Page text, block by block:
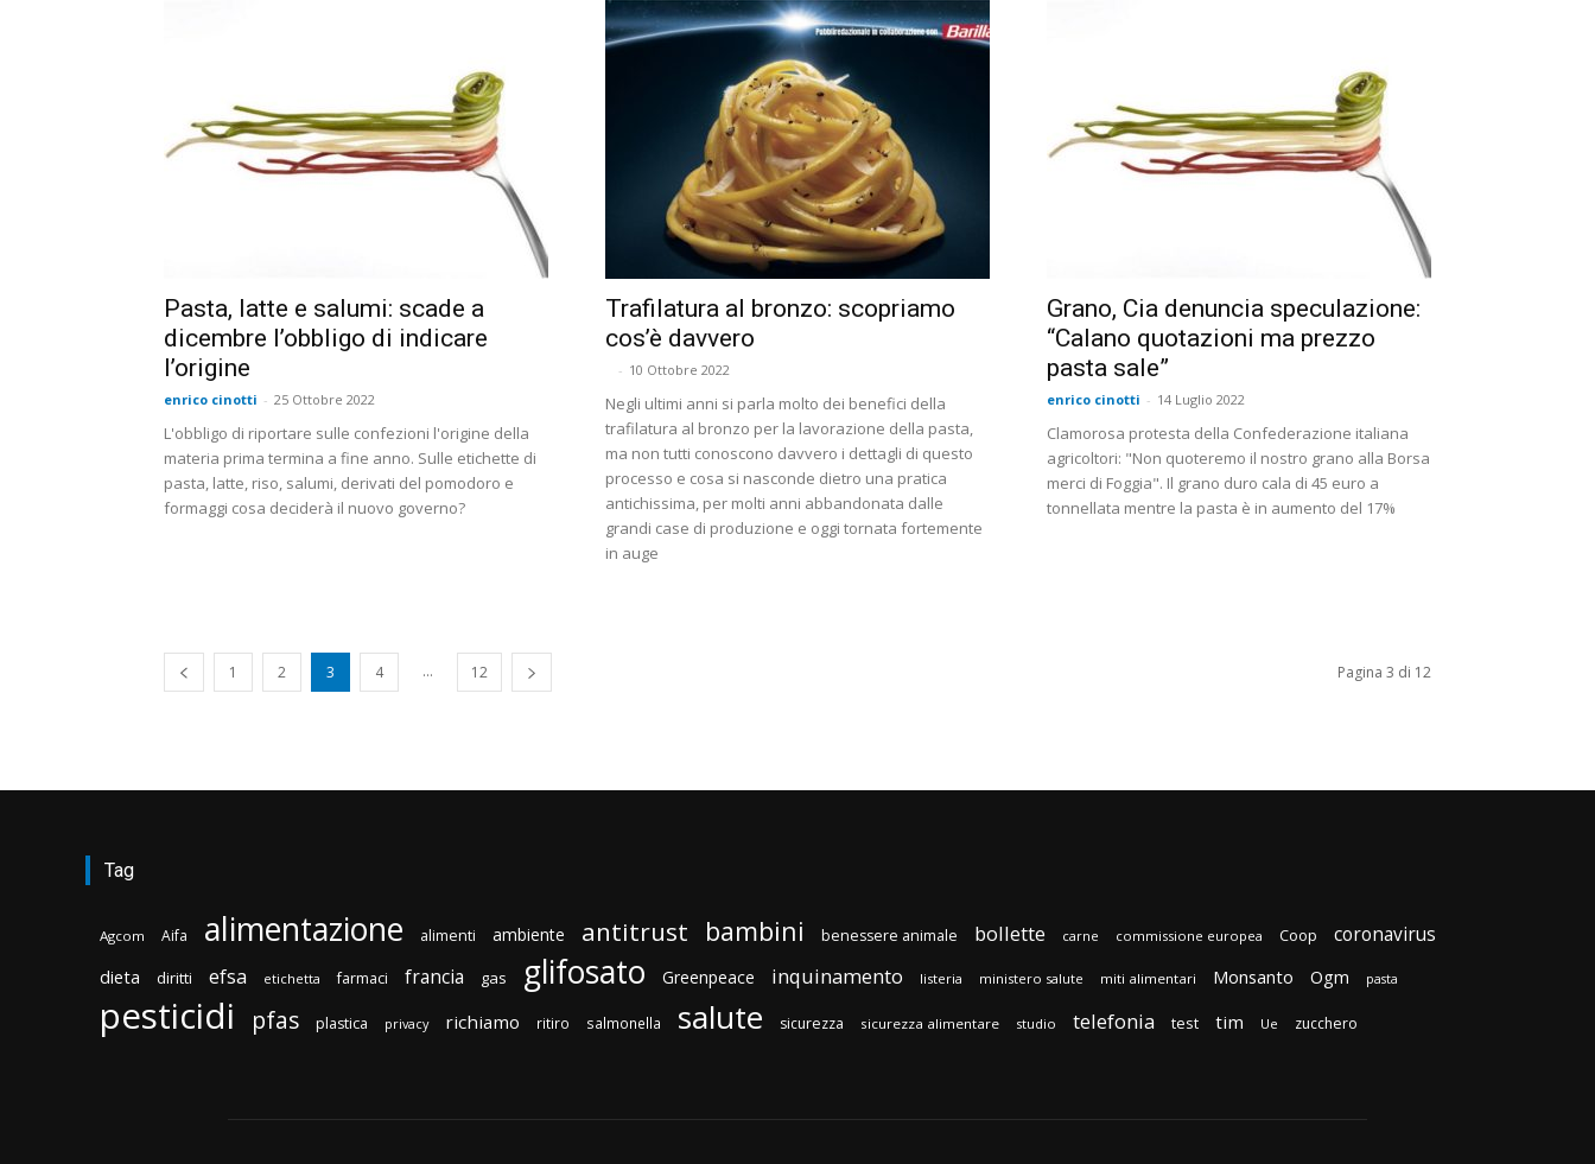
Pasta, latte e salumi: scade a
dicembre l’obbligo di indicare
l’origine
enrico cinotti - 25 Ottobre 2022
L'obbligo di riportare sulle confezioni l'origine della
materia prima termina a fine anno. Sulle etichette di
pasta, latte, riso, salumi, derivati del pomodoro e
formaggi cosa deciderà il nuovo governo?
Trafilatura al bronzo: scopriamo
cos’è davvero
- 10 Ottobre 2022
Negli ultimi anni si parla molto dei benefici della
trafilatura al bronzo per la lavorazione della pasta,
ma non tutti conoscono davvero i dettagli di questo
processo e cosa si nasconde dietro una pratica
antichissima, per molti anni abbandonata dalle
grandi case di produzione e oggi tornata fortemente
in auge
Grano, Cia denuncia speculazione:
“Calano quotazioni ma prezzo
pasta sale”
enrico cinotti - 14 Luglio 2022
Clamorosa protesta della Confederazione italiana
agricoltori: "Non quoteremo il nostro grano alla Borsa
merci di Foggia". Il grano duro cala di 45 euro a
tonnellata mentre la pasta è in aumento del 17%
1 2 3 4 ... 12 Pagina 3 di 12
Tag
Agcom Aifa alimentazione alimenti ambiente antitrust bambini benessere animale bollette carne commissione europea Coop coronavirus
dieta diritti efsa etichetta farmaci francia gas glifosato Greenpeace inquinamento listeria ministero salute miti alimentari Monsanto Ogm pasta
pesticidi pfas plastica privacy richiamo ritiro salmonella salute sicurezza sicurezza alimentare studio telefonia test tim Ue zucchero